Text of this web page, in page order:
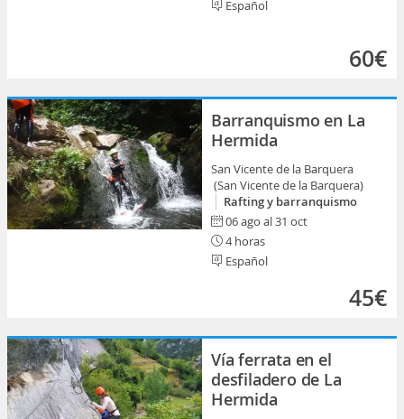
Español
60€
Barranquismo en La
Hermida
San Vicente de la Barquera
(San Vicente de la Barquera)
Rafting y barranquismo
06 ago al 31 oct
4 horas
Español
45€
Vía ferrata en el
desfiladero de La
Hermida